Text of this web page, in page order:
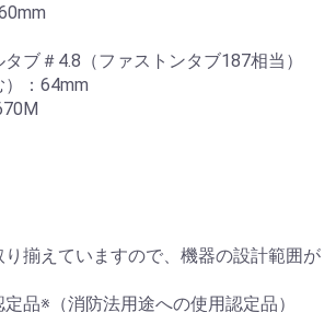
ブ＃4.8（ファストンタブ187相当）
：64mm
揃えていますので、機器の設計範囲が
品※（消防法用途への使用認定品）